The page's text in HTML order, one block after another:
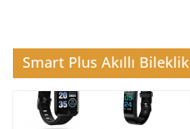
Smart Plus Akıllı Bileklik